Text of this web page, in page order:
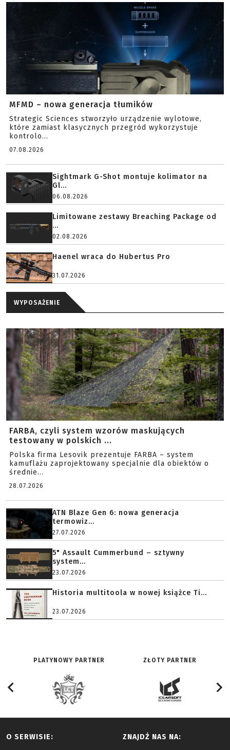
MFMD – nowa generacja tłumików
Strategic Sciences stworzyło urządzenie wylotowe,
które zamiast klasycznych przegród wykorzystuje
kontrolo...
07.08.2026
Sightmark G-Shot montuje kolimator na
Gl...
06.08.2026
Limitowane zestawy Breaching Package od
...
02.08.2026
Haenel wraca do Hubertus Pro
31.07.2026
WYPOSAŻENIE
FARBA, czyli system wzorów maskujących
testowany w polskich ...
Polska firma Lesovik prezentuje FARBA – system
kamuflażu zaprojektowany specjalnie dla obiektów o
średnie...
28.07.2026
ATN Blaze Gen 6: nowa generacja
termowiz...
27.07.2026
5" Assault Cummerbund – sztywny
system...
23.07.2026
Historia multitoola w nowej książce Ti...
23.07.2026
PLATYNOWY PARTNER ZŁOTY PARTNER
O SERWISIE: ZNAJDŹ NAS NA: